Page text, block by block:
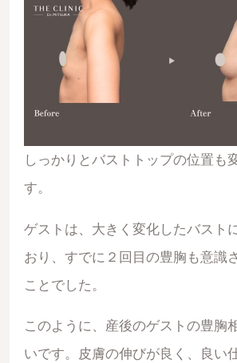
しっかりとバストトップの位置も
す。
ゲストは、大きく変化したバスト
おり、すでに２回目の豊胸も意識
ことでした。
このように、産後のゲストの豊胸
いです。皮膚の伸びが良く、良い